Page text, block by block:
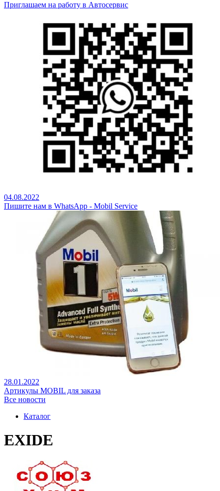
Приглашаем на работу в Автосервис
04.08.2022
Пишите нам в WhatsApp - Mobil Service
28.01.2022
Артикулы MOBIL для заказа
Все новости
Каталог
EXIDE